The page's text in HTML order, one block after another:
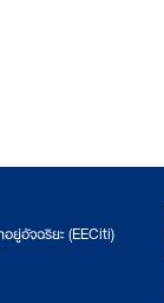
ยู่อัจฉริยะ (EECiti)